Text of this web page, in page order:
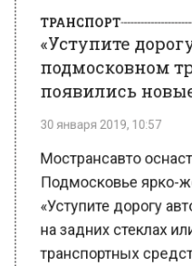
появились
30 января 2019, 10:57
Мострансавто
на задних стеклах
транспортных
служба ГУП МО
Стикеры